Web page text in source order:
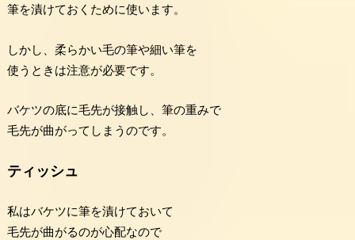
筆を漬けておくために使います。
しかし、柔らかい毛の筆や細い筆を
使うときは注意が必要です。
バケツの底に毛先が接触し、筆の重みで
毛先が曲がってしまうのです。
ティッシュ
私はバケツに筆を漬けておいて
毛先が曲がるのが心配なので